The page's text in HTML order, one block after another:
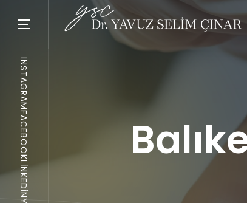
INSTAGRAM
FACEBOOK
LINKEDIN